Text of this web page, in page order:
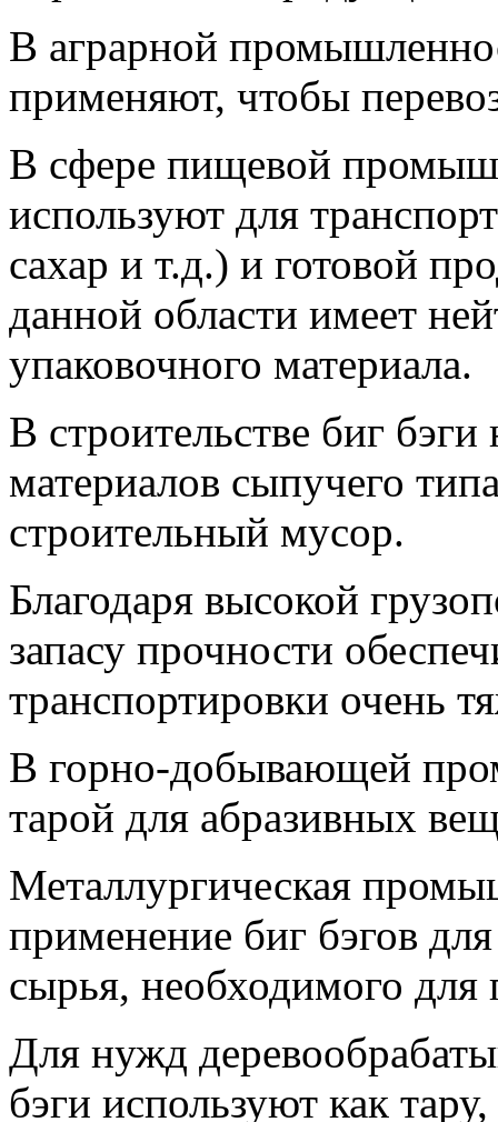
В аграрной
применяют, чтобы
В сфере пищевой
используют для
сахар и т.д.) и готовой
данной области имеет
упаковочного материала.
В строительстве биг
материалов сыпучего
строительный мусор.
Благодаря высокой
запасу прочности
транспортировки очень
В горно-добывающей
тарой для абразивных
Металлургическая
применение биг бэгов
сырья, необходимого для
Для нужд
бэги используют как